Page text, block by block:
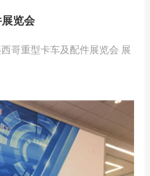
览会
哥重型卡车及配件展览会 展